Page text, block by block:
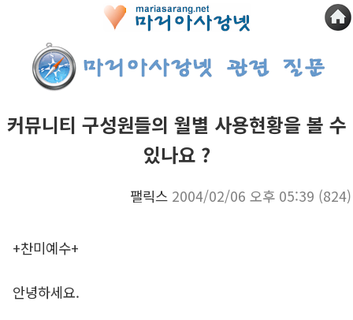
커뮤니티 구성원들의 월별 사용현황을 볼 수
있나요 ?
팰릭스 2004/02/06 오후 05:39 (824)
+찬미예수+
안녕하세요.